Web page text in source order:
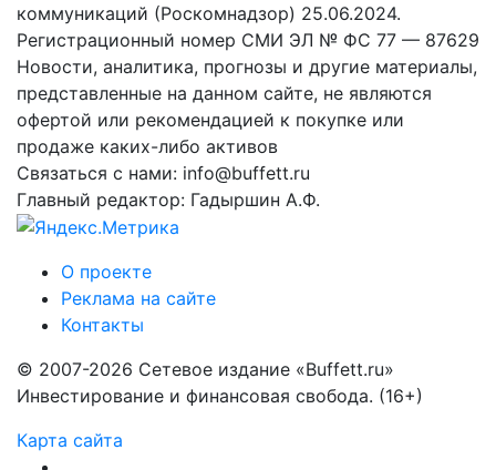
коммуникаций (Роскомнадзор) 25.06.2024.
Регистрационный номер СМИ ЭЛ № ФС 77 — 87629
Новости, аналитика, прогнозы и другие материалы,
представленные на данном сайте, не являются
офертой или рекомендацией к покупке или
продаже каких-либо активов
Связаться с нами: info@buffett.ru
Главный редактор: Гадыршин А.Ф.
О проекте
Реклама на сайте
Контакты
© 2007-2026 Сетевое издание «Buffett.ru»
Инвестирование и финансовая свобода. (16+)
Карта сайта